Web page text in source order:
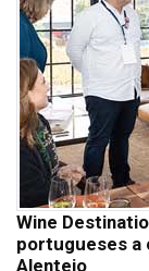
Wine
portugueses a
Alentejo